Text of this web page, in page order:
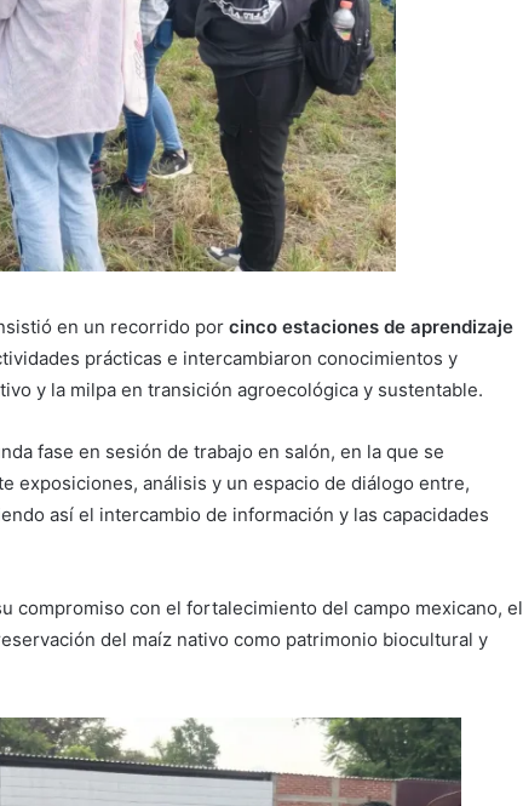
en un recorrido por cinco estaciones de aprendizaje
prácticas e intercambiaron conocimientos y
y la milpa en transición agroecológica y sustentable.
fase en sesión de trabajo en salón, en la que se
exposiciones, análisis y un espacio de diálogo entre,
así el intercambio de información y las capacidades
compromiso con el fortalecimiento del campo mexicano, el
del maíz nativo como patrimonio biocultural y